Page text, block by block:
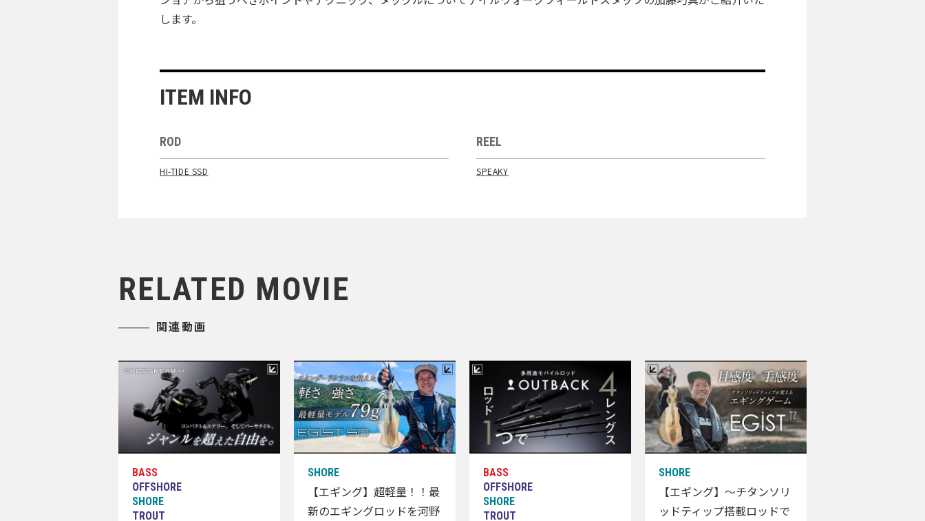
します。
ITEM INFO
ROD
HI-TIDE SSD
REEL
SPEAKY
RELATED MOVIE
関連動画
【エギング】超軽量！！最
新のエギングロッドを河野
【エギング】～チタンソリ
ッドティップ搭載ロッドで